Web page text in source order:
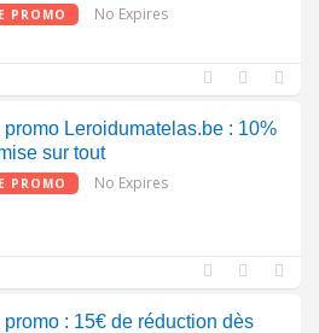
PROMO No Expires
Leroidumatelas.be : 10%
sur tout
PROMO No Expires
: 15€ de réduction dès